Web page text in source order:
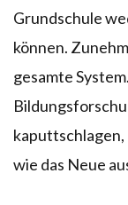
Grundschule
können.
gesamte
kaputtschlagen,
wie das Neue